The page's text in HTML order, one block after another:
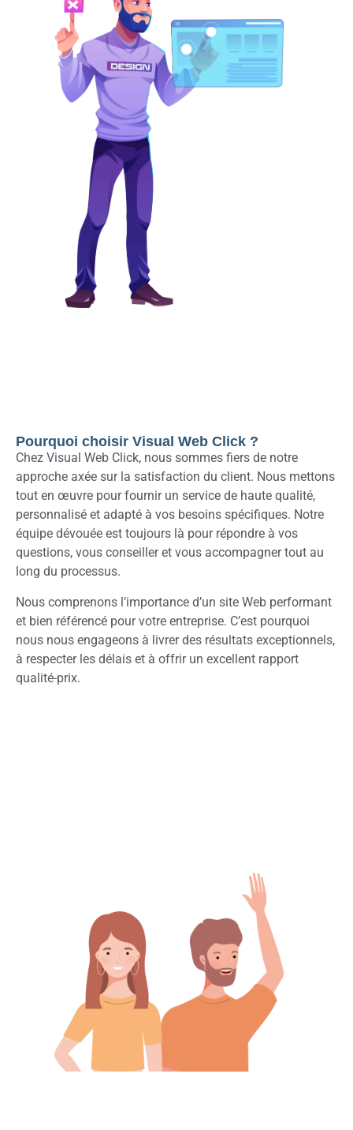
Pourquoi choisir Visual Web Click ?
Chez Visual Web Click, nous sommes fiers de notre
approche axée sur la satisfaction du client. Nous mettons
tout en œuvre pour fournir un service de haute qualité,
personnalisé et adapté à vos besoins spécifiques. Notre
équipe dévouée est toujours là pour répondre à vos
questions, vous conseiller et vous accompagner tout au
long du processus.
Nous comprenons l’importance d’un site Web performant
et bien référencé pour votre entreprise. C’est pourquoi
nous nous engageons à livrer des résultats exceptionnels,
à respecter les délais et à offrir un excellent rapport
qualité-prix.